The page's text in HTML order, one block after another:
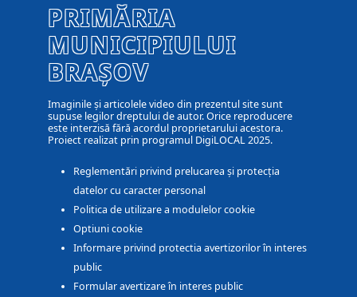
PRIMĂRIA
MUNICIPIULUI
BRAȘOV
Imaginile și articolele video din prezentul site sunt
supuse legilor dreptului de autor. Orice reproducere
este interzisă fără acordul proprietarului acestora.
Proiect realizat prin programul DigiLOCAL 2025.
Reglementări privind prelucarea și protecția
datelor cu caracter personal
Politica de utilizare a modulelor cookie
Optiuni cookie
Informare privind protectia avertizorilor în interes
public
Formular avertizare în interes public